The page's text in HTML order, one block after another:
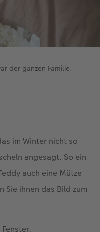
der ganzen Familie.
im Winter nicht so
angesagt. So ein
auch eine Mütze
Sie ihnen das Bild zum